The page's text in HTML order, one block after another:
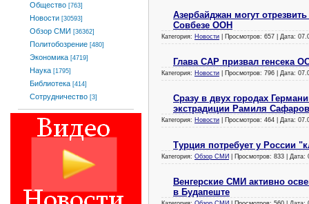
Общество [763]
Новости [30593]
Обзор СМИ [36362]
Политобозрение [480]
Экономика [4719]
Наука [1795]
Библиотека [414]
Сотрудничество [3]
Азербайджан могут
Совбезе ООН
Категория: Новости | Просмотров: 657 | Дата:
Глава САР призвал генсека
Категория: Новости | Просмотров: 796 | Дата:
Сразу в двух городах
экстрадиции Рамиля
Категория: Новости | Просмотров: 464 | Дата:
Турция потребует у России
Категория: Обзор СМИ | Просмотров: 833 | Дата:
Венгерские СМИ активно
в Будапеште